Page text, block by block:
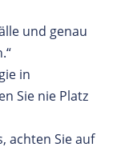
und genau
in
Sie nie Platz
achten Sie auf